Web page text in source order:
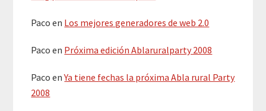
Paco en Los mejores generadores de web 2.0
Paco en Próxima edición Ablaruralparty 2008
Paco enYa tiene fechas la próxima Abla rural Party
2008